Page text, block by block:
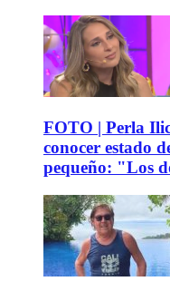
FOTO | Perla
conocer estado
pequeño: "Los